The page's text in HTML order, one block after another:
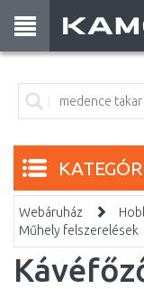
Webáruház
Műhely felszerelések